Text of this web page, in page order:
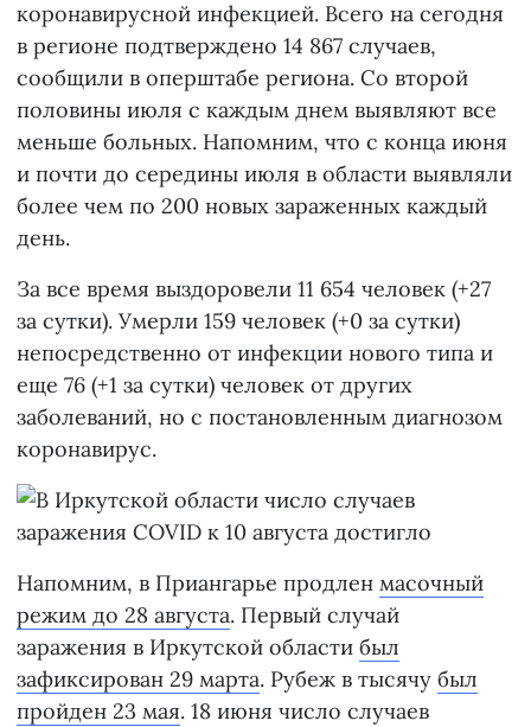
коронавирусной инфекцией. Всего на сегодня
в регионе подтверждено 14 867 случаев,
сообщили в оперштабе региона. Со второй
половины июля с каждым днем выявляют все
меньше больных. Напомним, что с конца июня
и почти до середины июля в области выявляли
более чем по 200 новых зараженных каждый
день.
За все время выздоровели 11 654 человек (+27
за сутки). Умерли 159 человек (+0 за сутки)
непосредственно от инфекции нового типа и
еще 76 (+1 за сутки) человек от других
заболеваний, но с постановленным диагнозом
коронавирус.
Напомним, в Приангарье продлен масочный
режим до 28 августа. Первый случай
заражения в Иркутской области был
зафиксирован 29 марта. Рубеж в тысячу был
пройден 23 мая. 18 июня число случаев